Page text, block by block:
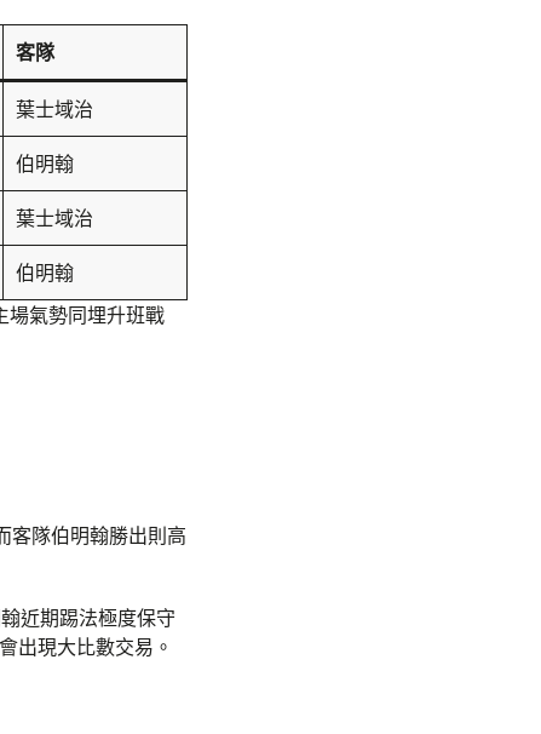
客隊
葉士域治
伯明翰
葉士域治
伯明翰
場氣勢同埋升班戰
客隊伯明翰勝出則高
近期踢法極度保守
出現大比數交易。